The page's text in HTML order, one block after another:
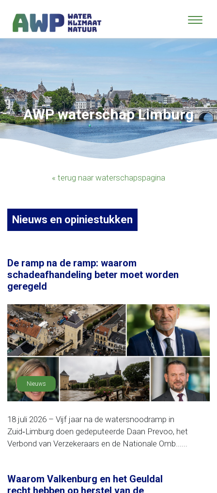
AWP waterschap Limburg
« terug naar waterschapspagina
Nieuws en opiniestukken
De ramp na de ramp: waarom
schadeafhandeling beter moet worden
geregeld
Nieuws
18 juli 2026 – Vijf jaar na de watersnoodramp in
Zuid‑Limburg doen gedeputeerde Daan Prevoo, het
Verbond van Verzekeraars en de Nationale Omb......
Waarom Valkenburg en het Geuldal
recht hebben op herstel van de